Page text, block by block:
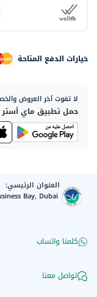
خيارات الدفع المتاحة
لا تفوت آخر العروض
حمل تطبيق ماي أستر
العنوان الرئيسي:
Bay, Dubai
كلمنا واتساب
تواصل معنا